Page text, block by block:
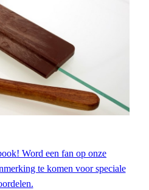
Word een fan op onze
te komen voor speciale